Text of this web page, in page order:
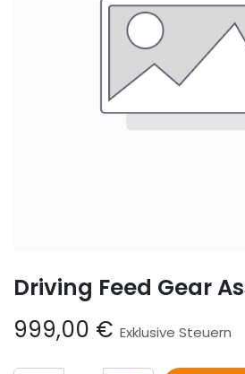
Driving Feed Gear
999,00 € Exklusive Steuern